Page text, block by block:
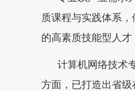
质课程与实践体系
的高素质技能型人才
计算机网络技术
方面，已打造出省